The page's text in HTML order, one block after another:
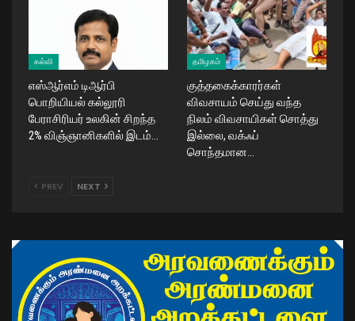
கல்வி
எஸ்ஆர்எம் டிஆர்பி
பொறியியல் கல்லூரி
பேராசிரியர் உலகின் சிறந்த
2% விஞ்ஞானிகளில் இடம்…
தமிழகம்
குத்தகைக்காரர்கள்
விவசாயம் செய்து வந்த
நிலம் விவசாயிகள் சொத்து
இல்லை, வக்ஃப்
சொந்தமான…
PREV NEXT